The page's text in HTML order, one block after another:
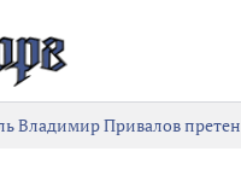
Владимир Привалов